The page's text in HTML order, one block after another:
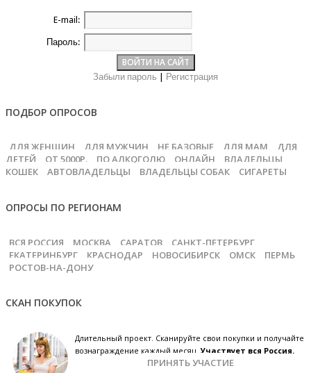
E-mail:
Пароль:
Забыли пароль Регистрация
ПОДБОР ОПРОСОВ
ДЛЯ ЖЕНЩИН ДЛЯ МУЖЧИН НЕ БАЗОВЫЕ ДЛЯ МАМ
ДЛЯ
ДЕТЕЙ
ОТ 5000Р. ПО АЛКОГОЛЮ ОНЛАЙН
ВЛАДЕЛЬЦЫ
КОШЕК
АВТОВЛАДЕЛЬЦЫ ВЛАДЕЛЬЦЫ СОБАК СИГАРЕТЫ
ОПРОСЫ ПО РЕГИОНАМ
ВСЯ РОССИЯ МОСКВА САРАТОВ
САНКТ-ПЕТЕРБУРГ
ЕКАТЕРИНБУРГ
КРАСНОДАР НОВОСИБИРСК ОМСК
ПЕРМЬ
РОСТОВ-НА-ДОНУ
СКАН ПОКУПОК
Длительный проект. Сканируйте свои покупки и получайте
вознаграждение каждый месяц.Участвует вся Россия.
ПРИНЯТЬ УЧАСТИЕ